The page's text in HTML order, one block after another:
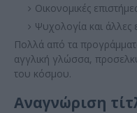
Οικονομικές
Ψυχολογία και άλλες
Πολλά από τα
αγγλική γλώσσα,
του κόσμου.
Αναγνώριση